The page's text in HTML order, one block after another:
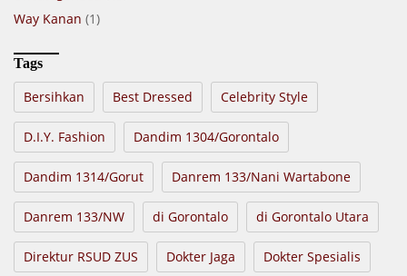
Way Kanan (1)
Tags
Bersihkan Best Dressed Celebrity Style
D.I.Y. Fashion Dandim 1304/Gorontalo
Dandim 1314/Gorut Danrem 133/Nani Wartabone
Danrem 133/NW di Gorontalo di Gorontalo Utara
Direktur RSUD ZUS Dokter Jaga Dokter Spesialis